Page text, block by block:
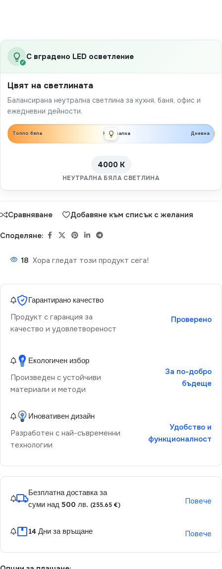
✓
С вградено LED осветление
Цвят на светлината
Балансирана неутрална светлина за кухня, баня, офис и
ежедневни дейности.
Топло бяла Неутрална Дневна
4000 K
НЕУТРАЛНА БЯЛА СВЕТЛИНА
Сравняване Добавяне към списък с желания
Споделяне:
18 Хора гледат този продукт сега!
Гарантирано качество
Продукт с гаранция за
качество и удовлетвореност
Проверено
Екологичен избор
Произведен с устойчиви
материали и методи
За по-добро
бъдеще
Иновативен дизайн
Разработен с най-съвременни
технологии
Удобство и
функционалност
Безплатна доставка за
суми над 500 лв. (255.65 €) Повече
14 Дни за връщане Повече